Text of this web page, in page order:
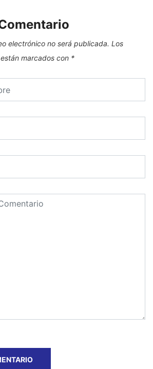
electrónico no será publicada. Los
marcados con *